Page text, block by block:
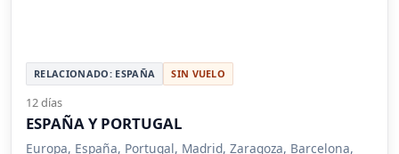
RELACIONADO: ESPAÑA SIN VUELO
12 días
ESPAÑA Y PORTUGAL
Europa, España, Portugal, Madrid, Zaragoza, Barcelona,